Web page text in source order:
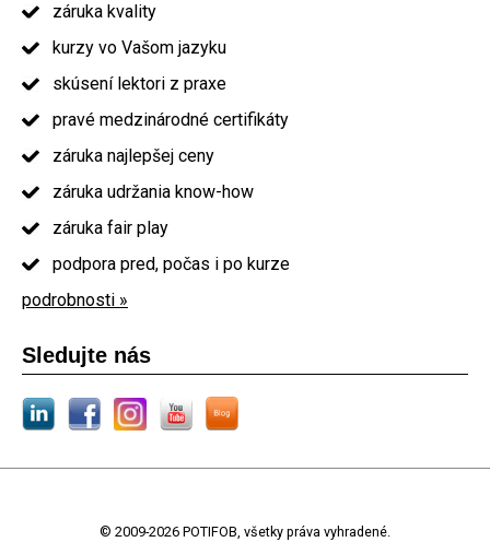
záruka kvality
kurzy vo Vašom jazyku
skúsení lektori z praxe
pravé medzinárodné certifikáty
záruka najlepšej ceny
záruka udržania know-how
záruka fair play
podpora pred, počas i po kurze
podrobnosti »
Sledujte nás
© 2009-2026 POTIFOB, všetky práva vyhradené.